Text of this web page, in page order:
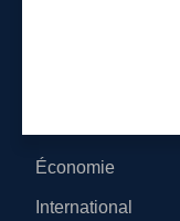
Économie
International